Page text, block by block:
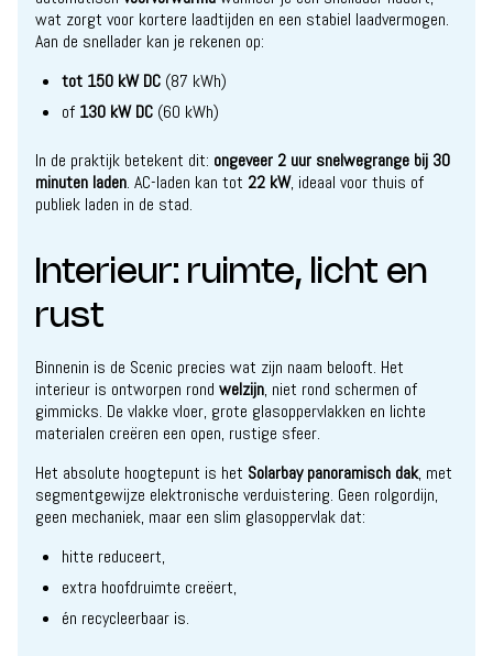
wat zorgt voor kortere laadtijden en een stabiel laadvermogen.
Aan de snellader kan je rekenen op:
tot 150 kW DC (87 kWh)
of 130 kW DC (60 kWh)
In de praktijk betekent dit: ongeveer 2 uur snelwegrange bij 30
minuten laden. AC-laden kan tot 22 kW, ideaal voor thuis of
publiek laden in de stad.
Interieur: ruimte, licht en
rust
Binnenin is de Scenic precies wat zijn naam belooft. Het
interieur is ontworpen rond welzijn, niet rond schermen of
gimmicks. De vlakke vloer, grote glasoppervlakken en lichte
materialen creëren een open, rustige sfeer.
Het absolute hoogtepunt is het Solarbay panoramisch dak, met
segmentgewijze elektronische verduistering. Geen rolgordijn,
geen mechaniek, maar een slim glasoppervlak dat:
hitte reduceert,
extra hoofdruimte creëert,
én recycleerbaar is.